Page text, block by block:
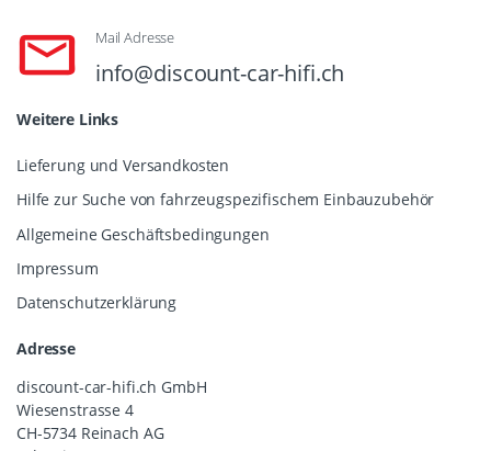
Mail Adresse
info@discount-car-hifi.ch
Weitere Links
Lieferung und Versandkosten
Hilfe zur Suche von fahrzeugspezifischem Einbauzubehör
Allgemeine Geschäftsbedingungen
Impressum
Datenschutzerklärung
Adresse
discount-car-hifi.ch GmbH
Wiesenstrasse 4
CH-5734 Reinach AG